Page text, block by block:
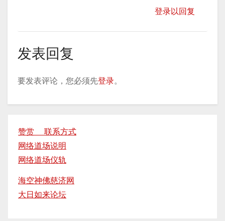
登录以回复
发表回复
要发表评论，您必须先登录。
赞赏 联系方式
网络道场说明
网络道场仪轨
海空神佛慈济网
大日如来论坛